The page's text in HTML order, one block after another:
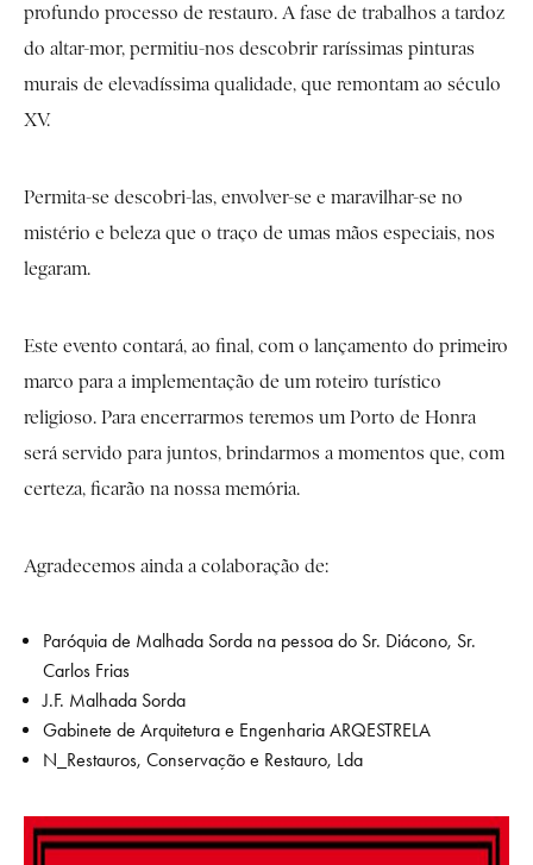
profundo processo de restauro. A fase de trabalhos a tardoz
do altar-mor, permitiu-nos descobrir raríssimas pinturas
murais de elevadíssima qualidade, que remontam ao século
XV.
Permita-se descobri-las, envolver-se e maravilhar-se no
mistério e beleza que o traço de umas mãos especiais, nos
legaram.
Este evento contará, ao final, com o lançamento do primeiro
marco para a implementação de um roteiro turístico
religioso. Para encerrarmos teremos um Porto de Honra
será servido para juntos, brindarmos a momentos que, com
certeza, ficarão na nossa memória.
Agradecemos ainda a colaboração de:
Paróquia de Malhada Sorda na pessoa do Sr. Diácono, Sr.
Carlos Frias
J.F. Malhada Sorda
Gabinete de Arquitetura e Engenharia ARQESTRELA
N_Restauros, Conservação e Restauro, Lda